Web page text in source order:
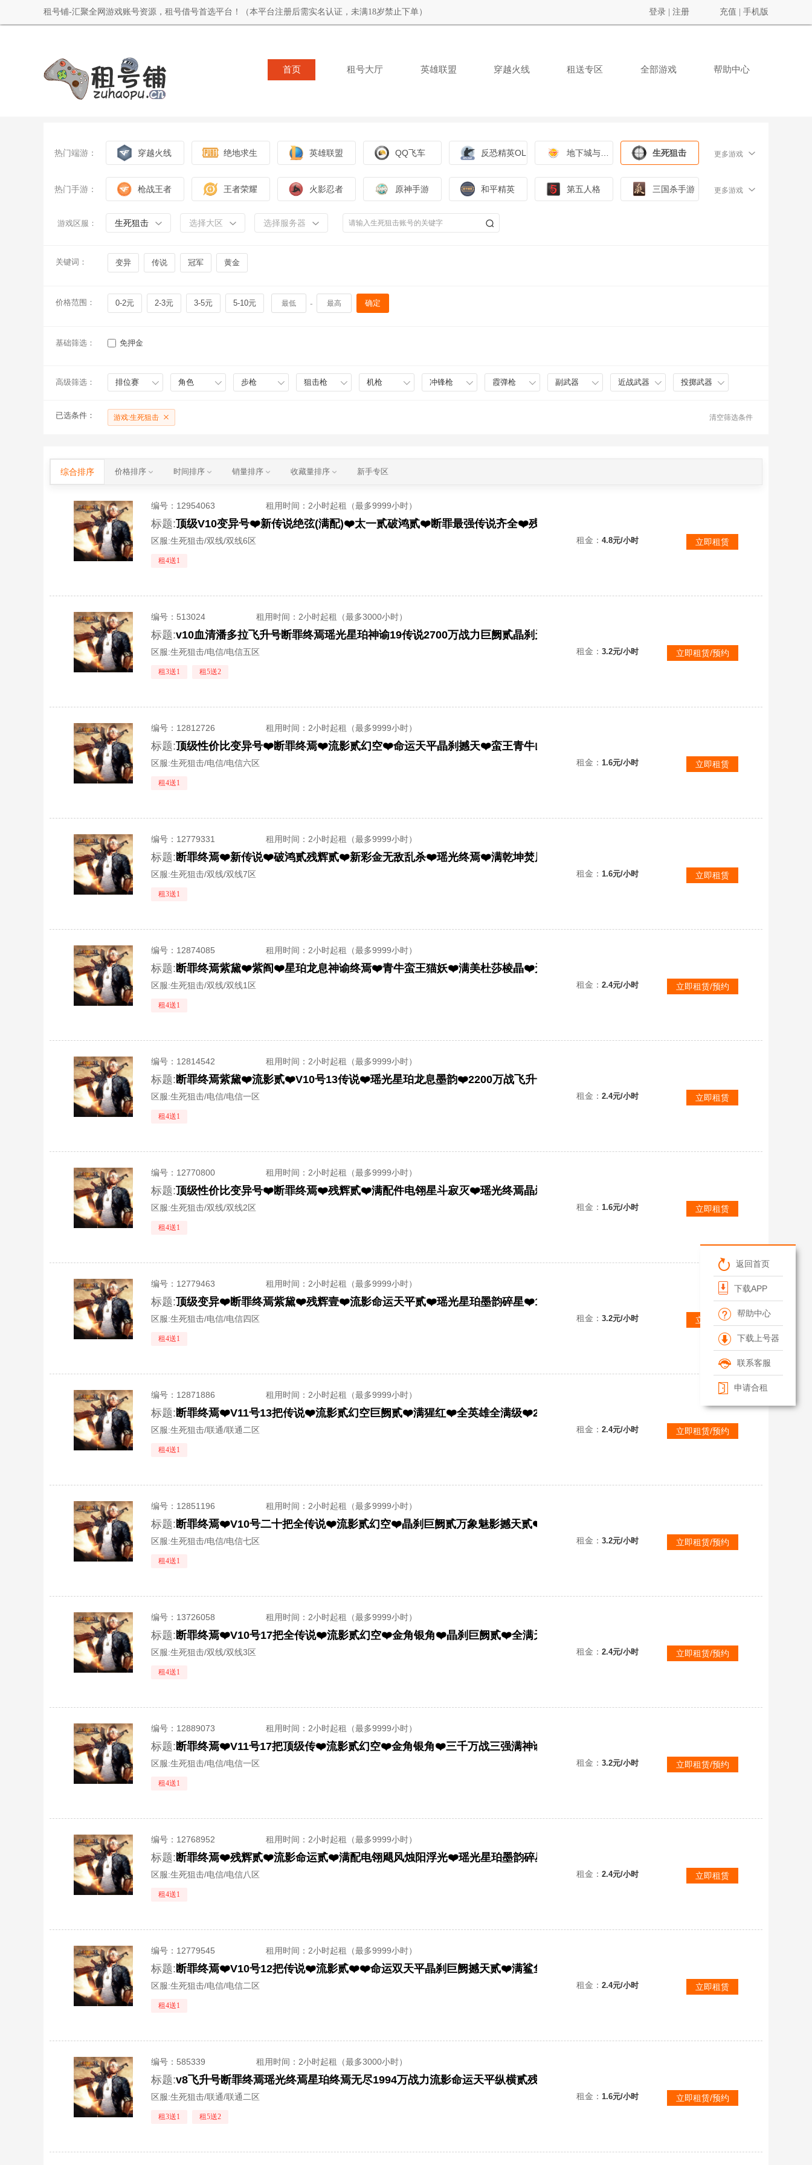
租号铺-汇聚全网游戏账号资源，租号借号首选平台！（本平台注册后需实名认证，未满18岁禁止下单） 登录 注册 充值 手机版
首页 租号大厅 英雄联盟 穿越火线 租送专区 全部游戏 帮助中心
返回首页
下载APP
帮助中心
下载上号器
联系客服
申请合租
热门端游： 穿越火线 绝地求生 英雄联盟 QQ飞车 反恐精英OL 生死狙击 更多游戏
热门手游： 枪战王者 王者荣耀 火影忍者 原神手游 和平精英 第五人格 三国杀手游 更多游戏
游戏区服： 生死狙击 选择大区 选择服务器
关键词： 变异 传说 冠军 黄金
价格范围： 0-2元 2-3元 3-5元 5-10元 - 确定
基础筛选： 免押金
高级筛选： 排位赛 角色 步枪 狙击枪 机枪 冲锋枪 霞弹枪 副武器 近战武器 投掷武器
已选条件： 游戏:生死狙击 清空筛选条件
综合排序 价格排序 时间排序 销量排序 收藏量排序 新手专区
编号： 12954063 租用时间 ：2小时起租（最多9999小时）
标题:
区服:生死狙击/双线/双线6区
租4送1
租金： 4.8元/小时 立即租赁
编号： 513024 租用时间 ：2小时起租（最多3000小时）
标题:
区服:生死狙击/电信/电信五区
租3送1 租5送2
租金： 3.2元/小时 立即租赁/预约
编号： 12812726 租用时间 ：2小时起租（最多9999小时）
标题:
区服:生死狙击/电信/电信六区
租4送1
租金： 1.6元/小时 立即租赁
编号： 12779331 租用时间 ：2小时起租（最多9999小时）
标题:
区服:生死狙击/双线/双线7区
租3送1
租金： 1.6元/小时 立即租赁
编号： 12874085 租用时间 ：2小时起租（最多9999小时）
标题:
区服:生死狙击/双线/双线1区
租4送1
租金： 2.4元/小时 立即租赁/预约
编号： 12814542 租用时间 ：2小时起租（最多9999小时）
标题:
区服:生死狙击/电信/电信一区
租4送1
租金： 2.4元/小时 立即租赁
编号： 12770800 租用时间 ：2小时起租（最多9999小时）
标题:
区服:生死狙击/双线/双线2区
租4送1
租金： 1.6元/小时 立即租赁
编号： 12779463 租用时间 ：2小时起租（最多9999小时）
标题:
区服:生死狙击/电信/电信四区
租4送1
租金： 3.2元/小时 立即租赁
编号： 12871886 租用时间 ：2小时起租（最多9999小时）
标题:
区服:生死狙击/联通/联通二区
租4送1
租金： 2.4元/小时 立即租赁/预约
编号： 12851196 租用时间 ：2小时起租（最多9999小时）
标题:
区服:生死狙击/电信/电信七区
租4送1
租金： 3.2元/小时 立即租赁/预约
编号： 13726058 租用时间 ：2小时起租（最多9999小时）
标题:
区服:生死狙击/双线/双线3区
租4送1
租金： 2.4元/小时 立即租赁/预约
编号： 12889073 租用时间 ：2小时起租（最多9999小时）
标题:
区服:生死狙击/电信/电信一区
租4送1
租金： 3.2元/小时 立即租赁/预约
编号： 12768952 租用时间 ：2小时起租（最多9999小时）
标题:
区服:生死狙击/电信/电信八区
租4送1
租金： 2.4元/小时 立即租赁
编号： 12779545 租用时间 ：2小时起租（最多9999小时）
标题:
区服:生死狙击/电信/电信二区
租4送1
租金： 2.4元/小时 立即租赁
编号： 585339 租用时间 ：2小时起租（最多3000小时）
标题:
区服:生死狙击/联通/联通二区
租3送1 租5送2
租金： 1.6元/小时 立即租赁/预约